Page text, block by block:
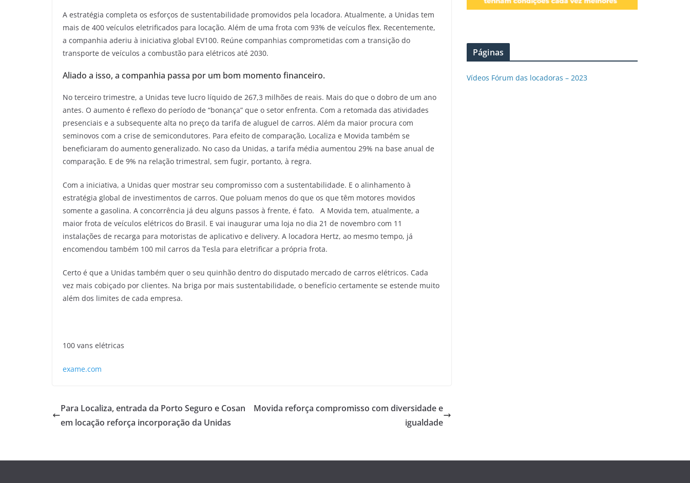
A estratégia completa os esforços de sustentabilidade promovidos pela locadora. Atualmente, a Unidas tem
mais de 400 veículos eletrificados para locação. Além de uma frota com 93% de veículos flex. Recentemente,
a companhia aderiu à iniciativa global EV100. Reúne companhias comprometidas com a transição do
transporte de veículos a combustão para elétricos até 2030.
Aliado a isso, a companhia passa por um bom momento financeiro.
No terceiro trimestre, a Unidas teve lucro líquido de 267,3 milhões de reais. Mais do que o dobro de um ano
antes. O aumento é reflexo do período de “bonança” que o setor enfrenta. Com a retomada das atividades
presenciais e a subsequente alta no preço da tarifa de aluguel de carros. Além da maior procura com
seminovos com a crise de semicondutores. Para efeito de comparação, Localiza e Movida também se
beneficiaram do aumento generalizado. No caso da Unidas, a tarifa média aumentou 29% na base anual de
comparação. E de 9% na relação trimestral, sem fugir, portanto, à regra.
Com a iniciativa, a Unidas quer mostrar seu compromisso com a sustentabilidade. E o alinhamento à
estratégia global de investimentos de carros. Que poluam menos do que os que têm motores movidos
somente a gasolina. A concorrência já deu alguns passos à frente, é fato. A Movida tem, atualmente, a
maior frota de veículos elétricos do Brasil. E vai inaugurar uma loja no dia 21 de novembro com 11
instalações de recarga para motoristas de aplicativo e delivery. A locadora Hertz, ao mesmo tempo, já
encomendou também 100 mil carros da Tesla para eletrificar a própria frota.
Certo é que a Unidas também quer o seu quinhão dentro do disputado mercado de carros elétricos. Cada
vez mais cobiçado por clientes. Na briga por mais sustentabilidade, o benefício certamente se estende muito
além dos limites de cada empresa.
100 vans elétricas
exame.com
Para Localiza, entrada da Porto Seguro e Cosan
em locação reforça incorporação da Unidas
Movida reforça compromisso com diversidade e
igualdade
Páginas
Vídeos Fórum das locadoras – 2023